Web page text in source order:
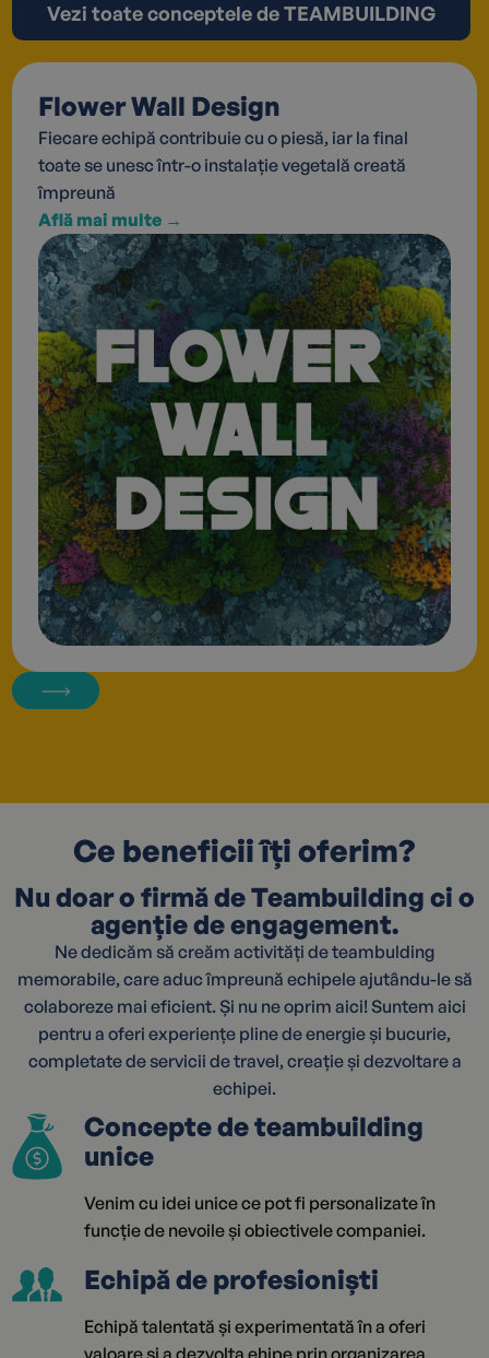
Vezi toate conceptele de TEAMBUILDING
Flower Wall Design
Fiecare echipă contribuie cu o piesă, iar la final
toate se unesc într-o instalație vegetală creată
împreună
Află mai multe →
Ce beneficii îți oferim?
Nu doar o firmă de Teambuilding ci o
agenție de engagement.
Ne dedicăm să creăm activități de teambulding
memorabile, care aduc împreună echipele ajutându-le să
colaboreze mai eficient. Și nu ne oprim aici! Suntem aici
pentru a oferi experiențe pline de energie și bucurie,
completate de servicii de travel, creație și dezvoltare a
echipei.
Concepte de teambuilding
unice
Venim cu idei unice ce pot fi personalizate în
funcție de nevoile și obiectivele companiei.
Echipă de profesioniști
Echipă talentată și experimentată în a oferi